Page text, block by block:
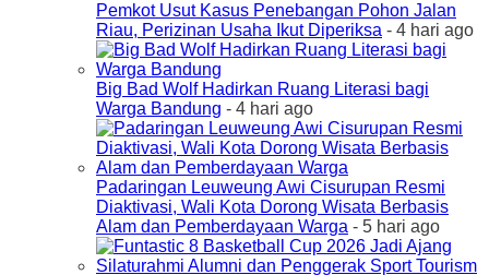
Pemkot Usut Kasus Penebangan Pohon Jalan
Riau, Perizinan Usaha Ikut Diperiksa - 4 hari ago
Big Bad Wolf Hadirkan Ruang Literasi bagi
Warga Bandung - 4 hari ago
Padaringan Leuweung Awi Cisurupan Resmi
Diaktivasi, Wali Kota Dorong Wisata Berbasis
Alam dan Pemberdayaan Warga - 5 hari ago